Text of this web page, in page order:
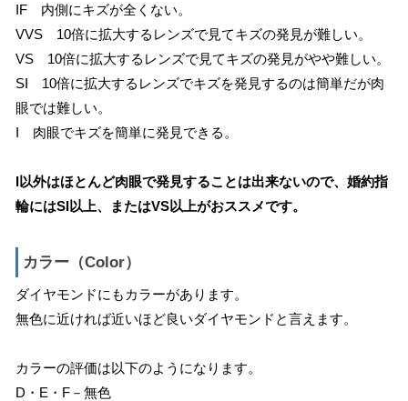
IF 内側にキズが全くない。
VVS 10倍に拡大するレンズで見てキズの発見が難しい。
VS 10倍に拡大するレンズで見てキズの発見がやや難しい。
SI 10倍に拡大するレンズでキズを発見するのは簡単だが肉
眼では難しい。
I 肉眼でキズを簡単に発見できる。
I以外はほとんど肉眼で発見することは出来ないので、婚約指
輪にはSI以上、またはVS以上がおススメです。
カラー（Color）
ダイヤモンドにもカラーがあります。
無色に近ければ近いほど良いダイヤモンドと言えます。
カラーの評価は以下のようになります。
D・E・F－無色